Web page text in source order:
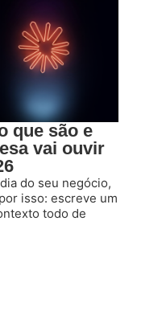
que são e
vai ouvir
do seu negócio,
isso: escreve um
todo de